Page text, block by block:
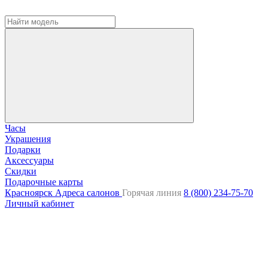
Часы
Украшения
Подарки
Аксессуары
Скидки
Подарочные карты
Красноярск Адреса салонов Горячая линия 8 (800) 234-75-70
Личный кабинет